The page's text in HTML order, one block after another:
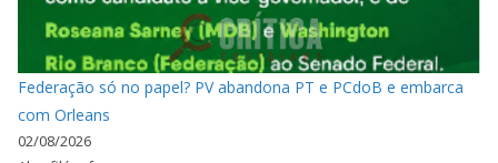
Federação só no papel? PV abandona PT e PCdoB e embarca
com Orleans
02/08/2026